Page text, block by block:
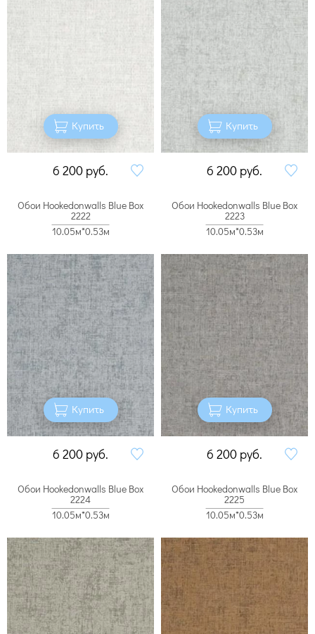
Купить
6 200 руб.
Купить
6 200 руб.
Обои Hookedonwalls Blue Box
2222
10.05м*0.53м
Купить
6 200 руб.
Обои Hookedonwalls Blue Box
2223
10.05м*0.53м
Купить
6 200 руб.
Обои Hookedonwalls Blue Box
2224
10.05м*0.53м
Обои Hookedonwalls Blue Box
2225
10.05м*0.53м